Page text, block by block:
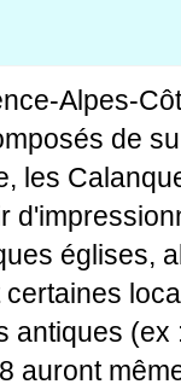
Alpes-
de
les
églises,
antiques
auront